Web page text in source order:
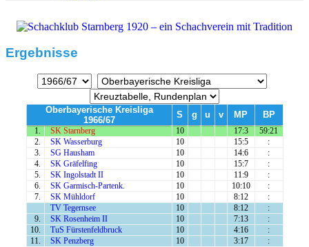
Ergebnisse
Oberbayerische Kreisliga
1966/67
S g u v MP BP
1. SK Starnberg 10 17:3
59:21
2.
SK Wasserburg 10 15:5
:
3.
SG Hausham 10 14:6
:
4.
SK Gräfelfing 10 15:7
:
5.
SK Ingolstadt II 10 11:9
:
6.
SK Garmisch-Partenk. 10 10:10
:
7.
SK Mühldorf 10 8:12
:
TV Tegernsee
10 8:12
:
9.
SK Rosenheim II 10 7:13
:
10.
TuS Fürstenfeldbruck 10 4:16
:
11.
SK Penzberg 10 3:17 :